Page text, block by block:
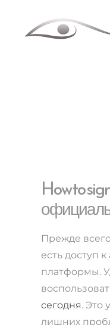
content
How to
Прежде
есть доступ
платформы.
сегодня. Это
лишних